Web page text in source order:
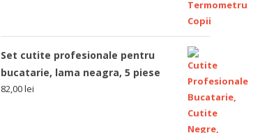
Set cutite profesionale pentru
bucatarie, lama neagra, 5 piese
82,00lei